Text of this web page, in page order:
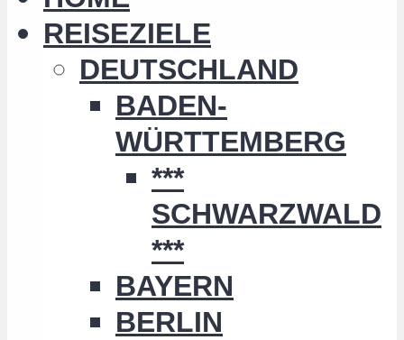
REISEZIELE
DEUTSCHLAND
BADEN-
WÜRTTEMBERG
***
SCHWARZWALD
***
BAYERN
BERLIN